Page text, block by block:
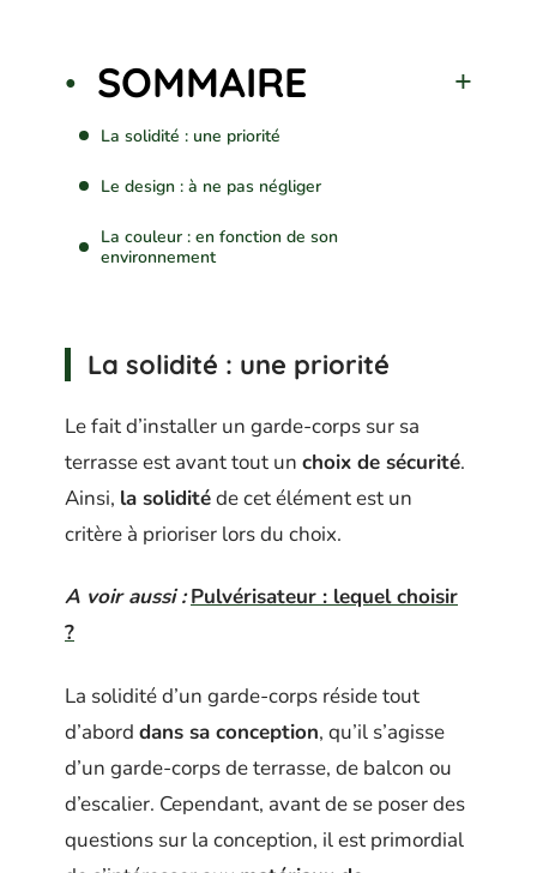
SOMMAIRE
La solidité : une priorité
Le design : à ne pas négliger
La couleur : en fonction de son
environnement
La solidité : une priorité
Le fait d’installer un garde-corps sur sa
terrasse est avant tout un choix de sécurité.
Ainsi, la soliditéde cet élément est un
critère à prioriser lors du choix.
A voir aussi : Pulvérisateur : lequel choisir
?
La solidité d’un garde-corps réside tout
d’abord dans sa conception, qu’il s’agisse
d’un garde-corps de terrasse, de balcon ou
d’escalier. Cependant, avant de se poser des
questions sur la conception, il est primordial